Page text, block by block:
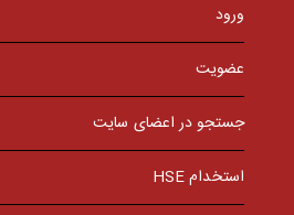
ورود
عضویت
جستجو در اعضای سایت
استخدام HSE